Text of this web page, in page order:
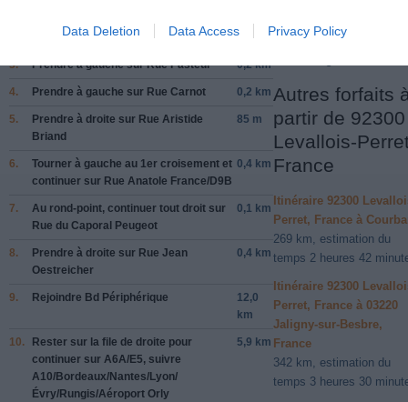
Data Deletion Data Access Privacy Policy
Président Wilson
3. Prendreà gauchesurRue Pasteur 0,2 km
4. Prendre à gauche sur Rue Carnot 0,2 km
5. Prendre à droite sur Rue Aristide
Briand
85 m
6. Tourner à gauche au 1er croisement et
continuer sur Rue Anatole France/D9B
0,4 km
7.
Au rond-point, continuer tout droit sur
Rue du Caporal Peugeot
0,1 km
8. Prendre à droite sur Rue Jean
Oestreicher
0,4 km
9. Rejoindre Bd Périphérique
12,0
km
10. Rester sur la file de droite pour
continuer sur A6A/E5, suivre
A10/Bordeaux/Nantes/Lyon/
Évry/Rungis/Aéroport Orly
5,9 km
Autres forfaits
partir de 92300
Levallois-
France
Itinéraire 92300
Perret, France à
269 km, estimation du
temps 2 heures 42
Itinéraire 92300
Perret, France à 03220
Jaligny-sur-Besbre,
France
342 km, estimation du
temps 3 heures 30